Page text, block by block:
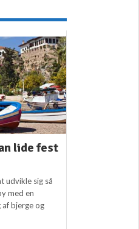
lide fest
udvikle sig så
med en
af bjerge og